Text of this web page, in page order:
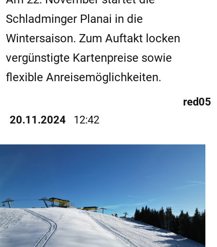
Schladminger Planai in die
Wintersaison. Zum Auftakt locken
vergünstigte Kartenpreise sowie
flexible Anreisemöglichkeiten.
20.11.2024 12:42
red05